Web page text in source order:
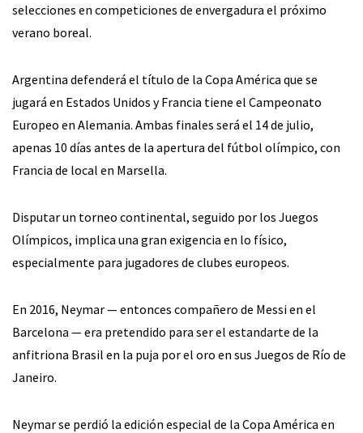
selecciones en competiciones de envergadura el próximo
verano boreal.
Argentina defenderá el título de la Copa América que se
jugará en Estados Unidos y Francia tiene el Campeonato
Europeo en Alemania. Ambas finales será el 14 de julio,
apenas 10 días antes de la apertura del fútbol olímpico, con
Francia de local en Marsella.
Disputar un torneo continental, seguido por los Juegos
Olímpicos, implica una gran exigencia en lo físico,
especialmente para jugadores de clubes europeos.
En 2016, Neymar — entonces compañero de Messi en el
Barcelona — era pretendido para ser el estandarte de la
anfitriona Brasil en la puja por el oro en sus Juegos de Río de
Janeiro.
Neymar se perdió la edición especial de la Copa América en